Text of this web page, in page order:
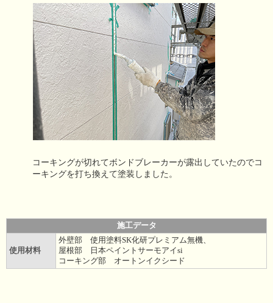
コーキングが切れてボンドブレーカーが露出していたのでコ
ーキングを打ち換えて塗装しました。
施工データ
使用材料
外壁部 使用塗料SK化研プレミアム無機、
屋根部 日本ペイントサーモアイsi
コーキング部 オートンイクシード